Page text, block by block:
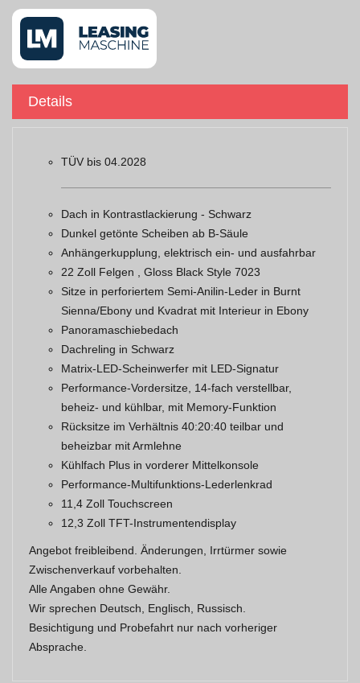
Details
TÜV bis 04.2028
Dach in Kontrastlackierung - Schwarz
Dunkel getönte Scheiben ab B-Säule
Anhängerkupplung, elektrisch ein- und ausfahrbar
22 Zoll Felgen , Gloss Black Style 7023
Sitze in perforiertem Semi-Anilin-Leder in Burnt
Sienna/Ebony und Kvadrat mit Interieur in Ebony
Panoramaschiebedach
Dachreling in Schwarz
Matrix-LED-Scheinwerfer mit LED-Signatur
Performance-Vordersitze, 14-fach verstellbar,
beheiz- und kühlbar, mit Memory-Funktion
Rücksitze im Verhältnis 40:20:40 teilbar und
beheizbar mit Armlehne
Kühlfach Plus in vorderer Mittelkonsole
Performance-Multifunktions-Lederlenkrad
11,4 Zoll Touchscreen
12,3 Zoll TFT-Instrumentendisplay
Angebot freibleibend. Änderungen, Irrtürmer sowie
Zwischenverkauf vorbehalten.
Alle Angaben ohne Gewähr.
Wir sprechen Deutsch, Englisch, Russisch.
Besichtigung und Probefahrt nur nach vorheriger
Absprache.